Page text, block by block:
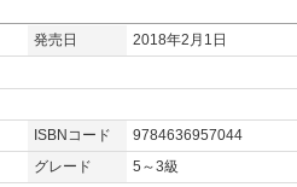
発売日
2018年2月1日
ISBNコード
9784636957044
グレード
5～3級